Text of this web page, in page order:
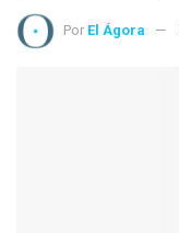
Por El Ágora